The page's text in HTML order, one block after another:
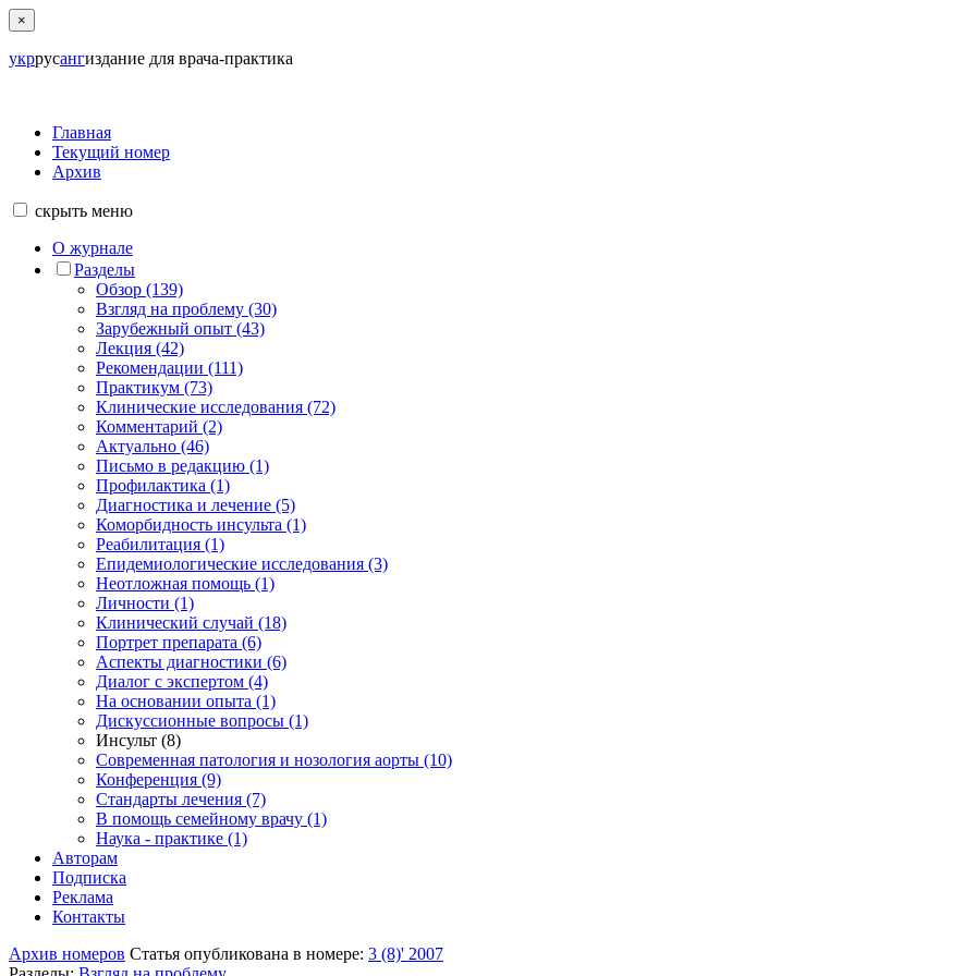
×
укррусангиздание для врача-практика
Главная
Текущий номер
Архив
скрыть меню
О журнале
Разделы
Обзор (139)
Взгляд на проблему (30)
Зарубежный опыт (43)
Лекция (42)
Рекомендации (111)
Практикум (73)
Клинические исследования (72)
Комментарий (2)
Актуально (46)
Письмо в редакцию (1)
Профилактика (1)
Диагностика и лечение (5)
Коморбидность инсульта (1)
Реабилитация (1)
Епидемиологические исследования (3)
Неотложная помощь (1)
Личности (1)
Клинический случай (18)
Портрет препарата (6)
Аспекты диагностики (6)
Диалог с экспертом (4)
На основании опыта (1)
Дискуссионные вопросы (1)
Инсульт (8)
Современная патология и нозология аорты (10)
Конференция (9)
Стандарты лечения (7)
В помощь семейному врачу (1)
Наука - практике (1)
Авторам
Подписка
Реклама
Контакты
Архив номеров Статья опубликована в номере: 3 (8)' 2007